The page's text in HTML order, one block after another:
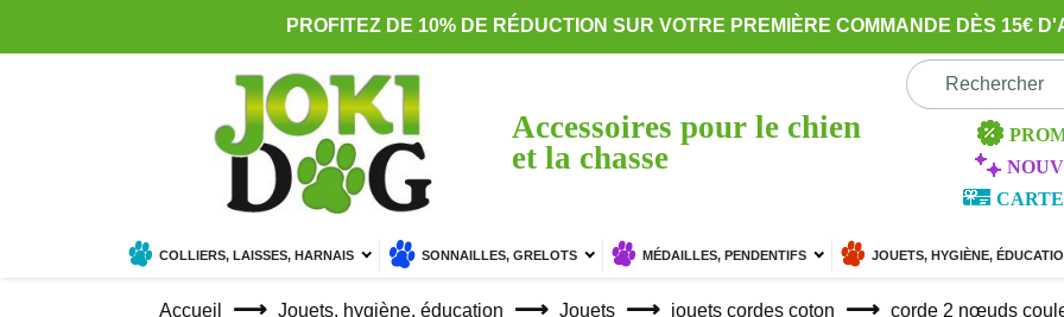
PROFITEZ DE 10% DE RÉDUCTION SUR VOTRE PREMIÈRE COMMANDE DÈS 15€
Accessoires pour le chien
et la chasse
COLLIERS, LAISSES, HARNAIS SONNAILLES, GRELOTS MÉDAILLES, PENDENTIFS JOUETS, HYGIÈNE,
Accueil Jouets, hygiène, éducation Jouets jouets cordes coton corde 2 nœuds